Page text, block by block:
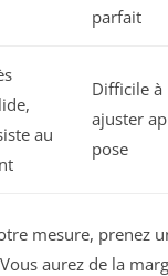
parfait
au
Difficile à
ajuster
pose
mesure, prenez
aurez de la